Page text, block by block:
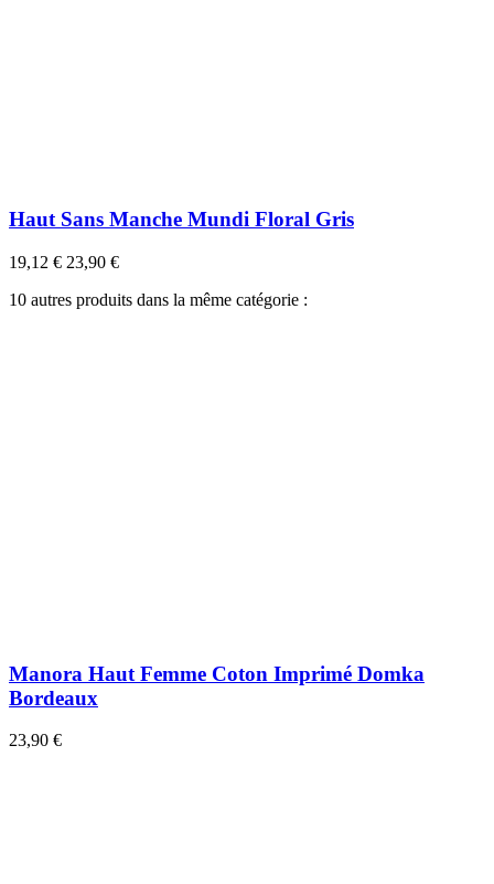
Haut Sans Manche Mundi Floral Gris
19,12 € 23,90 €
10 autres produits dans la même catégorie :
Manora Haut Femme Coton Imprimé Domka
Bordeaux
23,90 €